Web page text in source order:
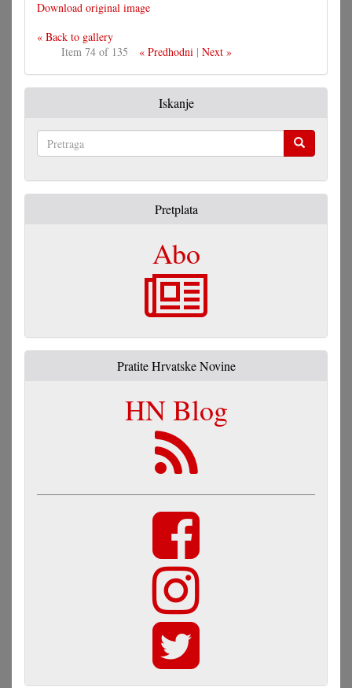
Download original image
« Back to gallery
Item 74 of 135
« Predhodni| Next »
Iskanje
Pretplata
Abo
Pratite Hrvatske Novine
HN Blog